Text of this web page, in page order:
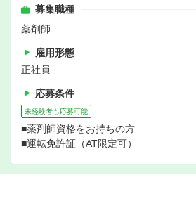
募集職種
薬剤師
雇用形態
正社員
応募条件
未経験者も応募可能
■薬剤師資格をお持ちの方
■運転免許証（AT限定可）